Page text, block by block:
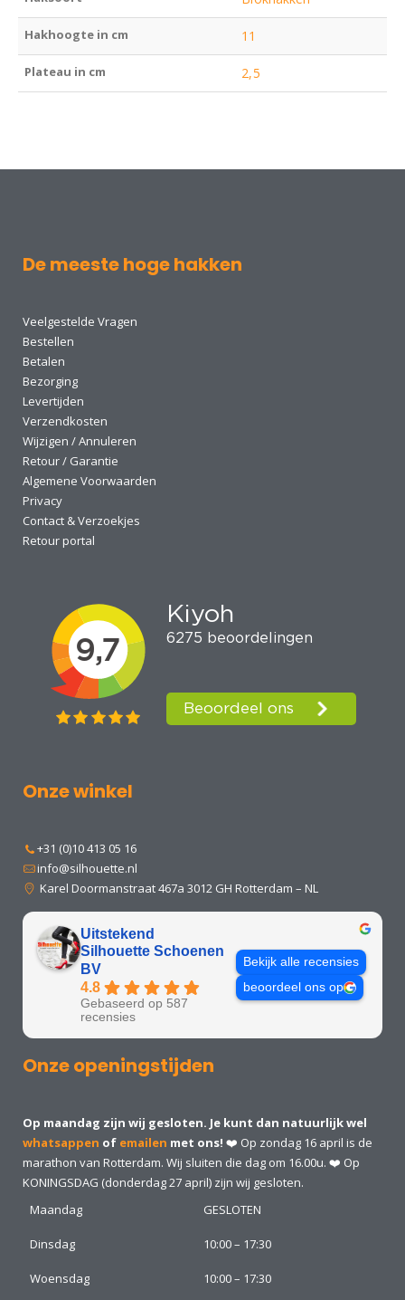
Hakhoogte in cm 11
Plateau in cm 2,5
De meeste hoge hakken
Veelgestelde Vragen
Bestellen
Betalen
Bezorging
Levertijden
Verzendkosten
Wijzigen / Annuleren
Retour / Garantie
Algemene Voorwaarden
Privacy
Contact & Verzoekjes
Retour portal
Onze winkel
+31 (0)10 413 05 16
info@silhouette.nl
Karel Doormanstraat 467a 3012 GH Rotterdam – NL
Uitstekend
Silhouette Schoenen
BV
4.8
Gebaseerd op 587
recensies
Bekijk alle recensies
beoordeel ons op
Onze openingstijden
Op maandag zijn wij gesloten. Je kunt dan natuurlijk wel
whatsappen of emailen met ons! ❤️ Op zondag 16 april is de
marathon van Rotterdam. Wij sluiten die dag om 16.00u. ❤️ Op
KONINGSDAG (donderdag 27 april) zijn wij gesloten.
Maandag
GESLOTEN
Dinsdag 10:00 – 17:30
Woensdag 10:00 – 17:30